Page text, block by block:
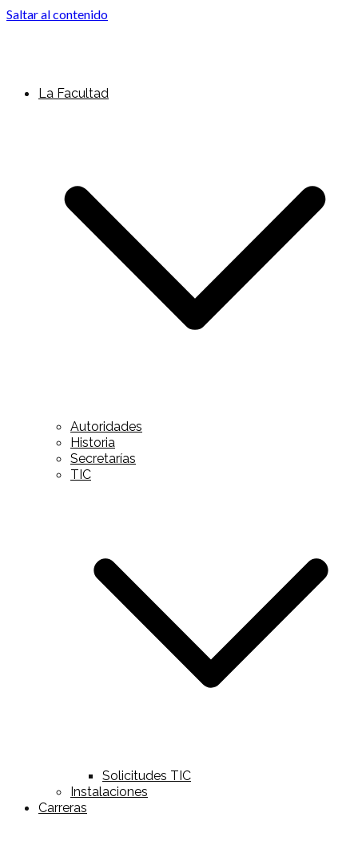
Saltar al contenido
La Facultad
Autoridades
Historia
Secretarías
TIC
Solicitudes TIC
Instalaciones
Carreras